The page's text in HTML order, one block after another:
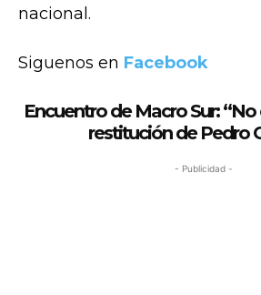
nacional.
Siguenos en Facebook
Encuentro de Macro Sur:
restitución de Pedro
- Publicidad -